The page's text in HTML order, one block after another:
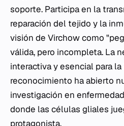
soporte. Participa en la
reparación del tejido y la
visión de Virchow como
válida, pero incompleta. La
interactiva y esencial para
reconocimiento ha abierto
investigación en
donde las células gliales
protagonista.